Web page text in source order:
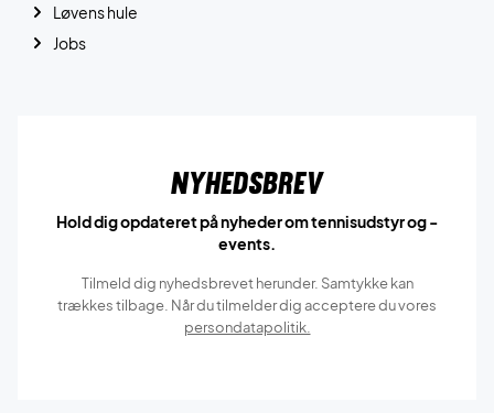
Løvens hule
Jobs
Nyhedsbrev
Hold dig opdateret på nyheder om tennisudstyr og -
events.
Tilmeld dig nyhedsbrevet herunder. Samtykke kan
trækkes tilbage. Når du tilmelder dig acceptere du vores
persondatapolitik.